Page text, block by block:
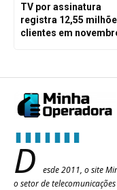
TV por assinatura
registra 12,55
clientes em
D
esde 2011, o site
o setor de